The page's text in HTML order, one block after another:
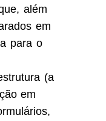
além
em
para o
(a
em